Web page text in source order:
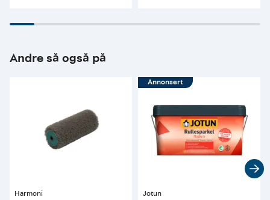
Andre så også på
Harmoni
Annonsert
Jotun